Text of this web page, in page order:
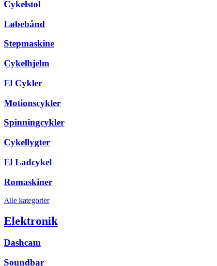
Cykelstol
Løbebånd
Stepmaskine
Cykelhjelm
El Cykler
Motionscykler
Spinningcykler
Cykellygter
El Ladcykel
Romaskiner
Alle kategorier
Elektronik
Dashcam
Soundbar